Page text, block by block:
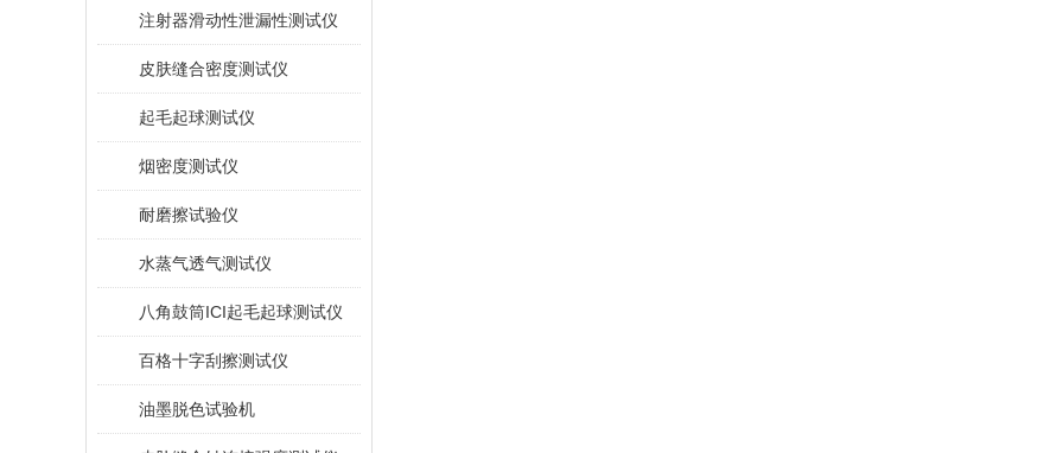
注射器滑动性泄漏性测试仪
皮肤缝合密度测试仪
起毛起球测试仪
烟密度测试仪
耐磨擦试验仪
水蒸气透气测试仪
八角鼓筒ICI起毛起球测试仪
百格十字刮擦测试仪
油墨脱色试验机